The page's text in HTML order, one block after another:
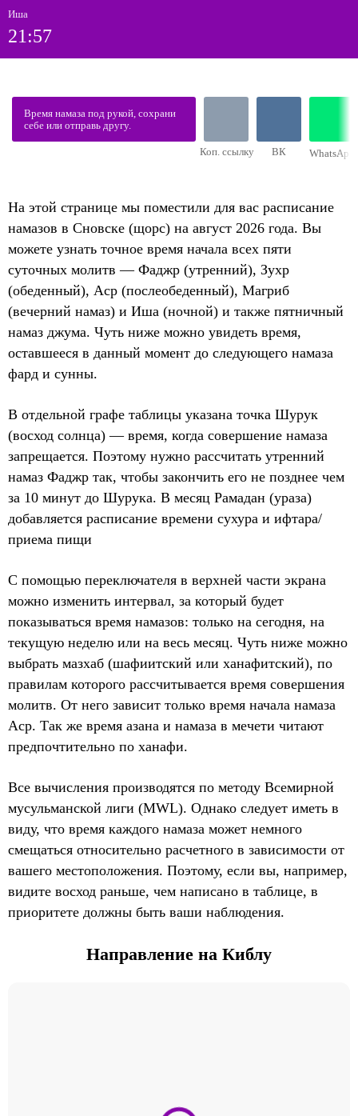
Иша
21:57
Время намаза под рукой, сохрани
себе или отправь другу.
Коп. ссылку ВК WhatsApp
На этой странице мы поместили для вас расписание
намазов в Сновске (щорс) на август 2026 года. Вы
можете узнать точное время начала всех пяти
суточных молитв — Фаджр (утренний), Зухр
(обеденный), Аср (послеобеденный), Магриб
(вечерний намаз) и Иша (ночной) и также пятничный
намаз джума. Чуть ниже можно увидеть время,
оставшееся в данный момент до следующего намаза
фард и сунны.
В отдельной графе таблицы указана точка Шурук
(восход солнца) — время, когда совершение намаза
запрещается. Поэтому нужно рассчитать утренний
намаз Фаджр так, чтобы закончить его не позднее чем
за 10 минут до Шурука. В месяц Рамадан (ураза)
добавляется расписание времени сухура и ифтара/
приема пищи
С помощью переключателя в верхней части экрана
можно изменить интервал, за который будет
показываться время намазов: только на сегодня, на
текущую неделю или на весь месяц. Чуть ниже можно
выбрать мазхаб (шафиитский или ханафитский), по
правилам которого рассчитывается время совершения
молитв. От него зависит только время начала намаза
Аср. Так же время азана и намаза в мечети читают
предпочтительно по ханафи.
Все вычисления производятся по методу Всемирной
мусульманской лиги (MWL). Однако следует иметь в
виду, что время каждого намаза может немного
смещаться относительно расчетного в зависимости от
вашего местоположения. Поэтому, если вы, например,
видите восход раньше, чем написано в таблице, в
приоритете должны быть ваши наблюдения.
Направление на Киблу